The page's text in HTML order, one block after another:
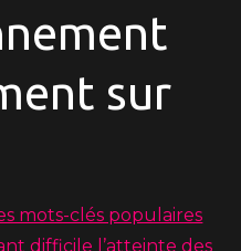
sur
mots-clés populaires
difficile l’atteinte des